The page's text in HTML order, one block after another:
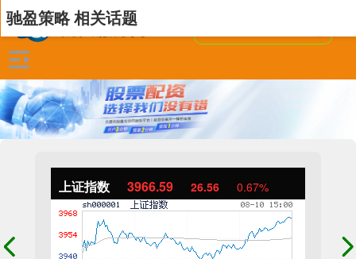
上证指数 3966.59 26.56 0.67%
驰盈策略 相关话题